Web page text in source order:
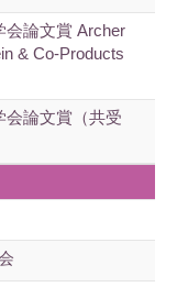
会論文賞 Archer
& Co-Products
会論文賞（共受